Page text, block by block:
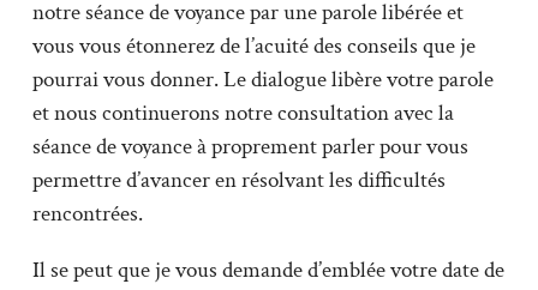
notre séance de voyance par une parole libérée et
vous vous étonnerez de l’acuité des conseils que je
pourrai vous donner. Le dialogue libère votre parole
et nous continuerons notre consultation avec la
séance de voyance à proprement parler pour vous
permettre d’avancer en résolvant les difficultés
rencontrées.
Il se peut que je vous demande d’emblée votre date de